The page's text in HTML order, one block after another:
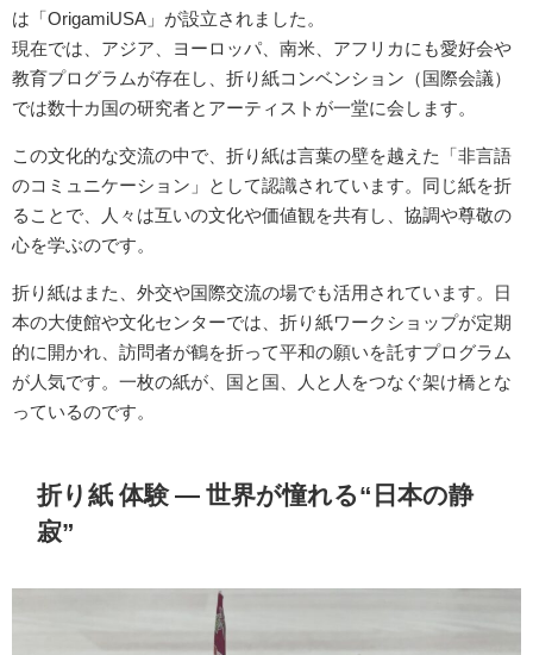
は「OrigamiUSA」が設立されました。
現在では、アジア、ヨーロッパ、南米、アフリカにも愛好会や
教育プログラムが存在し、折り紙コンベンション（国際会議）
では数十カ国の研究者とアーティストが一堂に会します。
この文化的な交流の中で、折り紙は言葉の壁を越えた「非言語
のコミュニケーション」として認識されています。同じ紙を折
ることで、人々は互いの文化や価値観を共有し、協調や尊敬の
心を学ぶのです。
折り紙はまた、外交や国際交流の場でも活用されています。日
本の大使館や文化センターでは、折り紙ワークショップが定期
的に開かれ、訪問者が鶴を折って平和の願いを託すプログラム
が人気です。一枚の紙が、国と国、人と人をつなぐ架け橋とな
っているのです。
折り紙 体験 ― 世界が憧れる“日本の静
寂”